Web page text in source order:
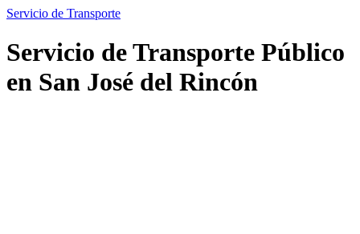
Servicio de Transporte
Servicio de Transporte Público
en San José del Rincón